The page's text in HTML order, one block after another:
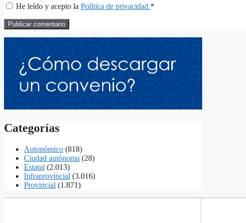
He leído y acepto la Política de privacidad *
Categorías
Autonómico (818)
Ciudad autónoma (28)
Estatal (2.013)
Infraprovincial (3.016)
Provincial (1.871)